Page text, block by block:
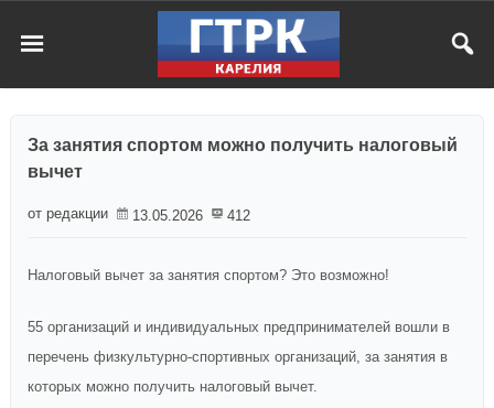
За занятия спортом можно получить налоговый
вычет
от редакции 13.05.2026 412
Налоговый вычет за занятия спортом? Это возможно!
55 организаций и индивидуальных предпринимателей вошли в
перечень физкультурно-спортивных организаций, за занятия в
которых можно получить налоговый вычет.